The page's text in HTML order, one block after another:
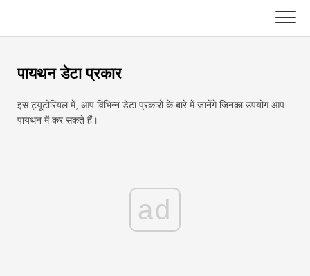
content
चार्ट
सी ++
पायथन डेटा प्रकार
इस ट्यूटोरियल में, आप विभिन्न डेटा प्रकारों के बारे में जानेंगे जिनका उपयोग आप
पायथन में कर सकते हैं।
ad